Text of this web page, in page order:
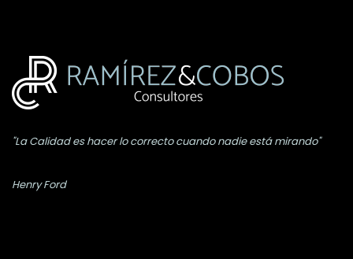
"La Calidad es hacer lo correcto cuando nadie está mirando"
Henry Ford